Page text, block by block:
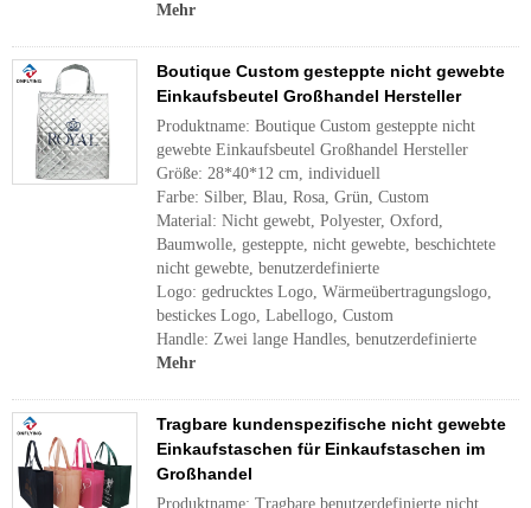
Mehr
Boutique Custom gesteppte nicht gewebte
Einkaufsbeutel Großhandel Hersteller
Produktname: Boutique Custom gesteppte nicht
gewebte Einkaufsbeutel Großhandel Hersteller
Größe: 28*40*12 cm, individuell
Farbe: Silber, Blau, Rosa, Grün, Custom
Material: Nicht gewebt, Polyester, Oxford,
Baumwolle, gesteppte, nicht gewebte, beschichtete
nicht gewebte, benutzerdefinierte
Logo: gedrucktes Logo, Wärmeübertragungslogo,
bestickes Logo, Labellogo, Custom
Handle: Zwei lange Handles, benutzerdefinierte
Mehr
Tragbare kundenspezifische nicht gewebte
Einkaufstaschen für Einkaufstaschen im
Großhandel
Produktname: Tragbare benutzerdefinierte nicht